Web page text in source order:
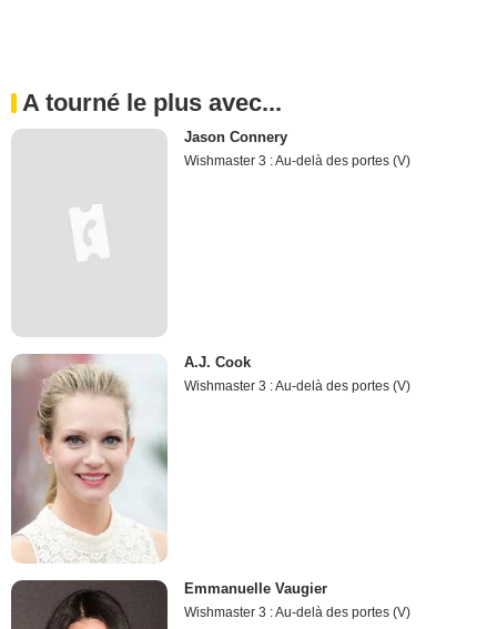
A tourné le plus avec...
Jason Connery
Wishmaster 3 : Au-delà des portes (V)
A.J. Cook
Wishmaster 3 : Au-delà des portes (V)
Emmanuelle Vaugier
Wishmaster 3 : Au-delà des portes (V)